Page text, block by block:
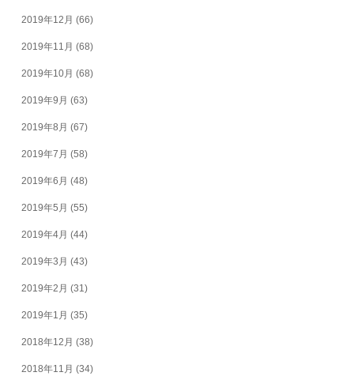
2019年12月 (66)
2019年11月 (68)
2019年10月 (68)
2019年9月 (63)
2019年8月 (67)
2019年7月 (58)
2019年6月 (48)
2019年5月 (55)
2019年4月 (44)
2019年3月 (43)
2019年2月 (31)
2019年1月 (35)
2018年12月 (38)
2018年11月 (34)